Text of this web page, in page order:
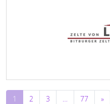
Beitragsnavigation
1 2 3 … 77 »